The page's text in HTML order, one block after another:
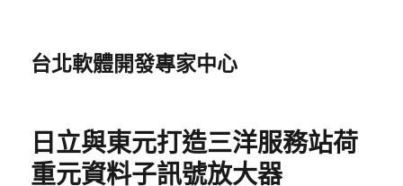
台北軟體開發專家中心
日立與東元打造三洋服務站荷
重元資料子訊號放大器